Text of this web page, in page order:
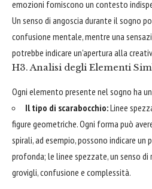
emozioni forniscono un contesto
Un senso di angoscia durante il sogno
confusione mentale, mentre una
potrebbe indicare un'apertura alla
H3. Analisi degli Elementi
Ogni elemento presente nel sogno ha
Il tipo di scarabocchio:Linee
figure geometriche. Ogni forma può
spirali, ad esempio, possono indicare un
profonda; le linee spezzate, un senso
grovigli, confusione e complessità.